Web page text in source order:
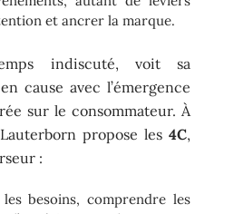
et ancrer la marque.
indiscuté, voit sa
cause avec l’émergence
sur le consommateur. À
propose les 4C,
:
besoins, comprendre les